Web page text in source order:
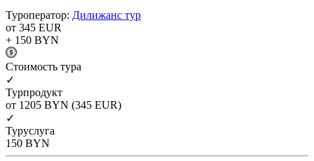
Туроператор: Дилижанс тур
от 345 EUR
+ 150 BYN
Cтоимость тура
✓
Турпродукт
от 1205 BYN (345 EUR)
✓
Туруслуга
150 BYN